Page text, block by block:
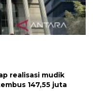
perihal isbat
realisasi mudik
147,55 juta